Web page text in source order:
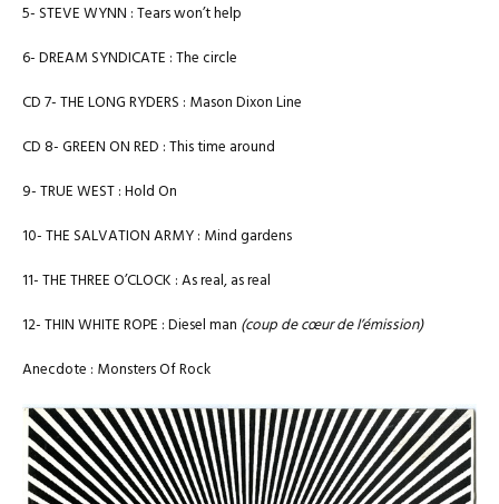
5- STEVE WYNN : Tears won’t help
6- DREAM SYNDICATE : The circle
CD 7- THE LONG RYDERS : Mason Dixon Line
CD 8- GREEN ON RED : This time around
9- TRUE WEST : Hold On
10- THE SALVATION ARMY : Mind gardens
11- THE THREE O’CLOCK : As real, as real
12- THIN WHITE ROPE : Diesel man (coup de cœur de l’émission)
Anecdote : Monsters Of Rock